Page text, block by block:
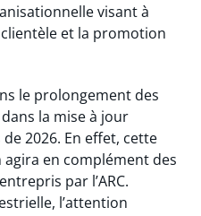
visant à
et la promotion
le prolongement des
la mise à jour
2026. En effet, cette
en complément des
par l’ARC.
l’attention